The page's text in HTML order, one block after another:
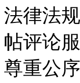
法律法
帖评论
尊重公